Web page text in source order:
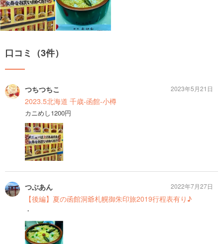
口コミ（3件）
つちつちこ
2023.5北海道 千歳-函館-小樽
カニめし1200円
2023年5月21日
つぶあん
【後編】夏の函館洞爺札幌御朱印旅2019行程表有り♪
・
2022年7月27日